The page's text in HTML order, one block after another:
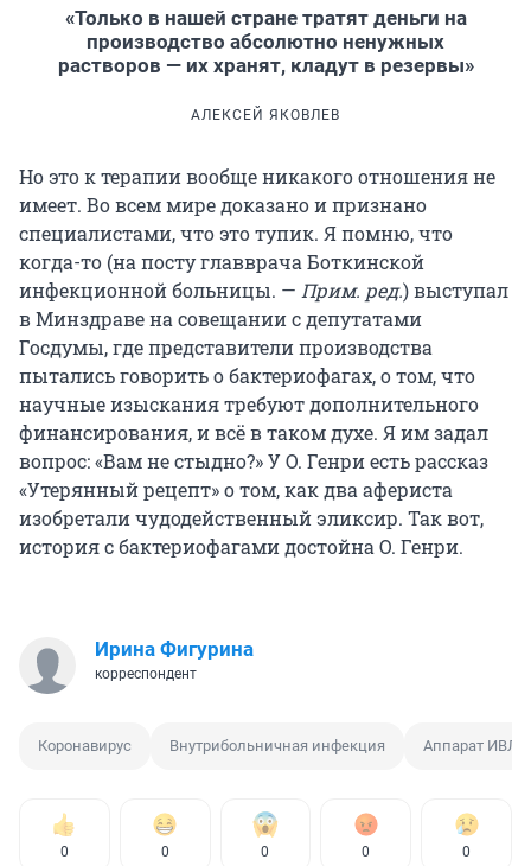
«Только в нашей стране тратят деньги на
производство абсолютно ненужных
растворов — их хранят, кладут в резервы»
АЛЕКСЕЙ ЯКОВЛЕВ
Но это к терапии вообще никакого отношения не
имеет. Во всем мире доказано и признано
специалистами, что это тупик. Я помню, что
когда-то (на посту главврача Боткинской
инфекционной больницы. — Прим. ред.) выступал
в Минздраве на совещании с депутатами
Госдумы, где представители производства
пытались говорить о бактериофагах, о том, что
научные изыскания требуют дополнительного
финансирования, и всё в таком духе. Я им задал
вопрос: «Вам не стыдно?» У O. Генри есть рассказ
«Утерянный рецепт» о том, как два афериста
изобретали чудодейственный эликсир. Так вот,
история с бактериофагами достойна O. Генри.
Ирина Фигурина
корреспондент
Коронавирус Внутрибольничная инфекция Аппарат ИВЛ
0 0 0 0 0